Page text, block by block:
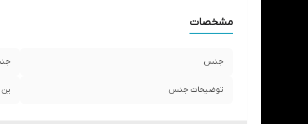
مشخصات
جنس جنس
توضیحات جنس